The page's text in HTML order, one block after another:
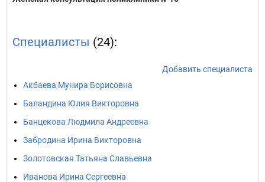
Специалисты (24):
Добавить специалиста
Акбаева Мунира Борисовна
Баландина Юлия Викторовна
Банцекова Людмила Андреевна
Забродина Ирина Викторовна
Золотовская Татьяна Славьевна
Иванова Ирина Сергеевна